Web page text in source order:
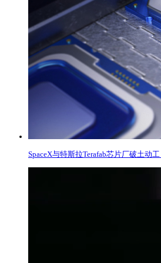
SpaceX与特斯拉Terafab芯片厂破土动